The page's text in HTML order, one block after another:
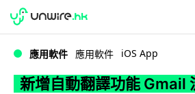
WWDC 2026
應用軟件 應用軟件 iOS App
新增自動翻譯功能 Gmail